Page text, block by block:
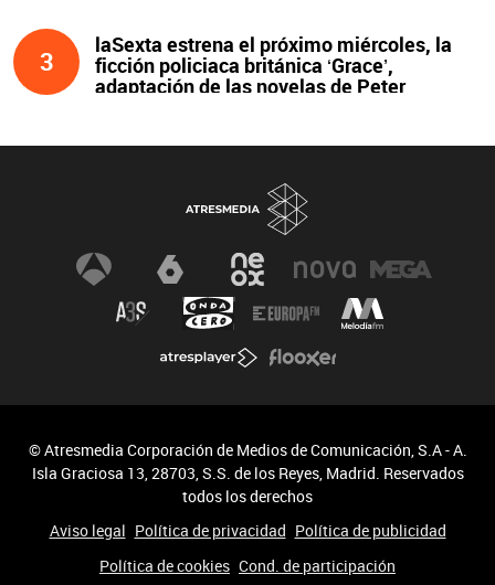
3
laSexta estrena el próximo miércoles, la
ficción policiaca británica ‘Grace’,
adaptación de las novelas de Peter
© Atresmedia Corporación de Medios de Comunicación, S.A - A.
Isla Graciosa 13, 28703, S.S. de los Reyes, Madrid. Reservados
todos los derechos
Aviso legal Política de privacidad Política de publicidad
Política de cookies Cond. de participación